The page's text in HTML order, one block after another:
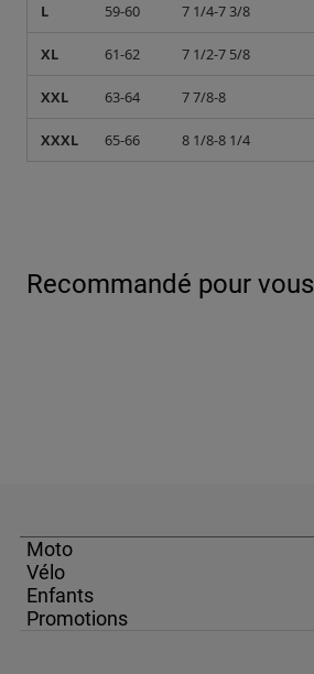
L 59-60 7 1/4-7 3/8
XL 61-62 7 1/2-7 5/8
XXL 63-64 7 7/8-8
XXXL 65-66 8 1/8-8 1/4
Recommandé pour vous
Moto
Vélo
Enfants
Promotions